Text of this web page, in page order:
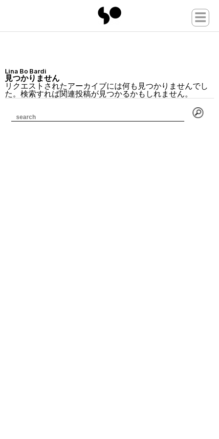
☰
Lina Bo Bardi
見つかりません
リクエストされたアーカイブには何も見つかりませんでし
た。検索すれば関連投稿が見つかるかもしれません。